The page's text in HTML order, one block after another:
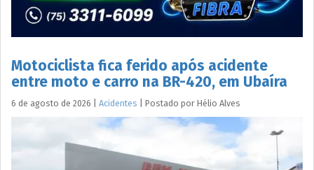
Motociclista fica ferido após acidente
entre moto e carro na BR-420, em Ubaíra
6 de agosto de 2026 Acidentes Postado por Hélio Alves